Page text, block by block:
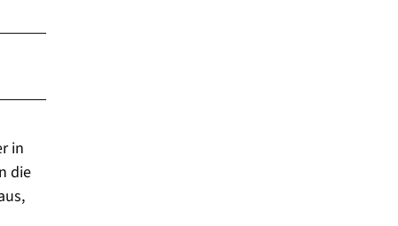
in
die